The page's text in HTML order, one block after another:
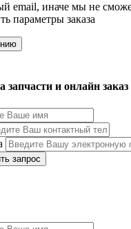
email, иначе мы не
параметры заказа
запчасти и онлайн заказ
запрос